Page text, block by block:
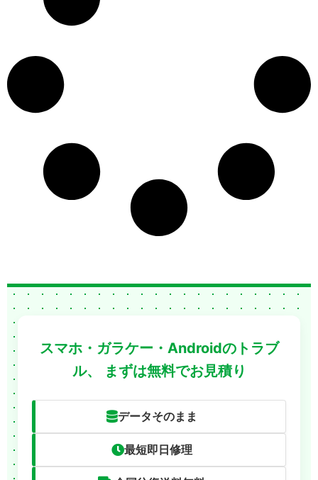
スマホ・ガラケー・Androidのトラブ
ル、
まずは無料でお見積り
データそのまま
最短即日修理